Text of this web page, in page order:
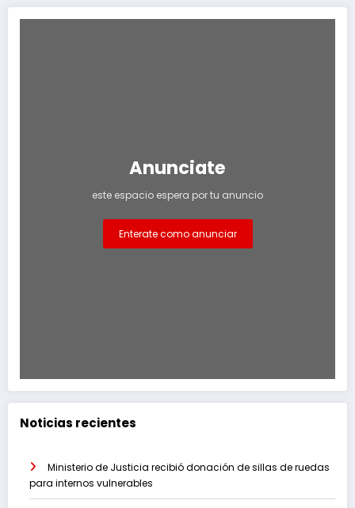
Anunciate
este espacio espera por tu anuncio
Enterate como anunciar
Noticias recientes
Ministerio de Justicia recibió donación de sillas de ruedas
para internos vulnerables